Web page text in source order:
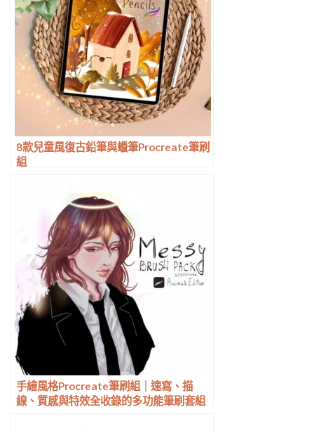
8款兒童風復古鉛筆與蠟筆Procreate筆刷
組
手繪風格Procreate筆刷組｜速寫、描
線、質感與特效全收錄的多功能筆刷套組